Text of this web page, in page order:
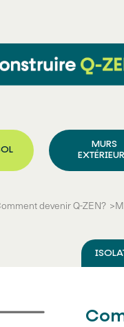
MURS
devenir Q-ZEN?